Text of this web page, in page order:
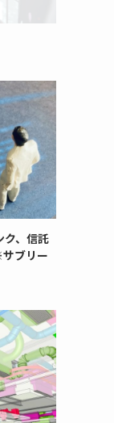
ク、信託
ブリー